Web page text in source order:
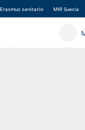
Erasmus sanitario MIR Suecia